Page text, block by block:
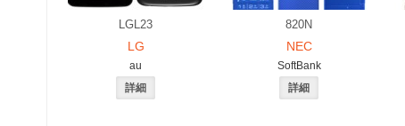
LGL23
LG
au
820N
NEC
SoftBank